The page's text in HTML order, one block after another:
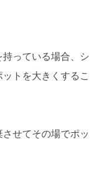
っている場合、シ
トを大きくするこ
せてその場でポッ